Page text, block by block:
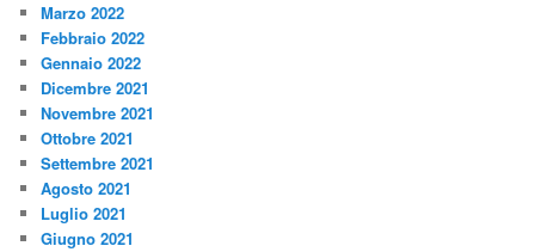
Marzo 2022
Febbraio 2022
Gennaio 2022
Dicembre 2021
Novembre 2021
Ottobre 2021
Settembre 2021
Agosto 2021
Luglio 2021
Giugno 2021